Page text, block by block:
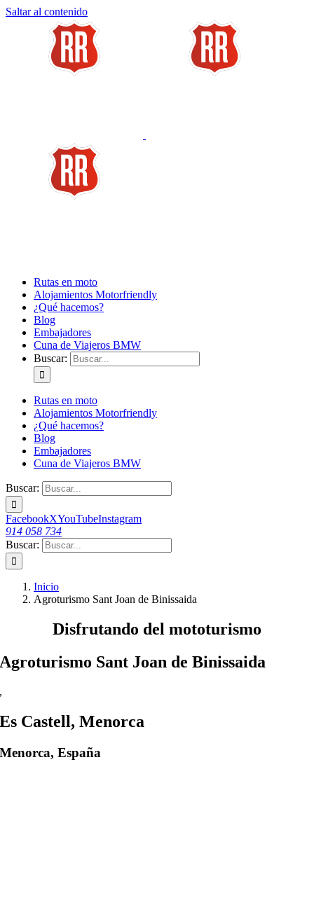
Saltar al contenido
Rutas en moto
Alojamientos Motorfriendly
¿Qué hacemos?
Blog
Embajadores
Cuna de Viajeros BMW
Buscar:
Rutas en moto
Alojamientos Motorfriendly
¿Qué hacemos?
Blog
Embajadores
Cuna de Viajeros BMW
Buscar:
FacebookXYouTubeInstagram
914 058 734
Buscar:
Inicio
Agroturismo Sant Joan de Binissaida
Disfrutando del mototurismo
Agroturismo Sant Joan de Binissaida
,
Es Castell, Menorca
Menorca, España